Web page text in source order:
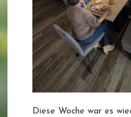
Diese Woche war es